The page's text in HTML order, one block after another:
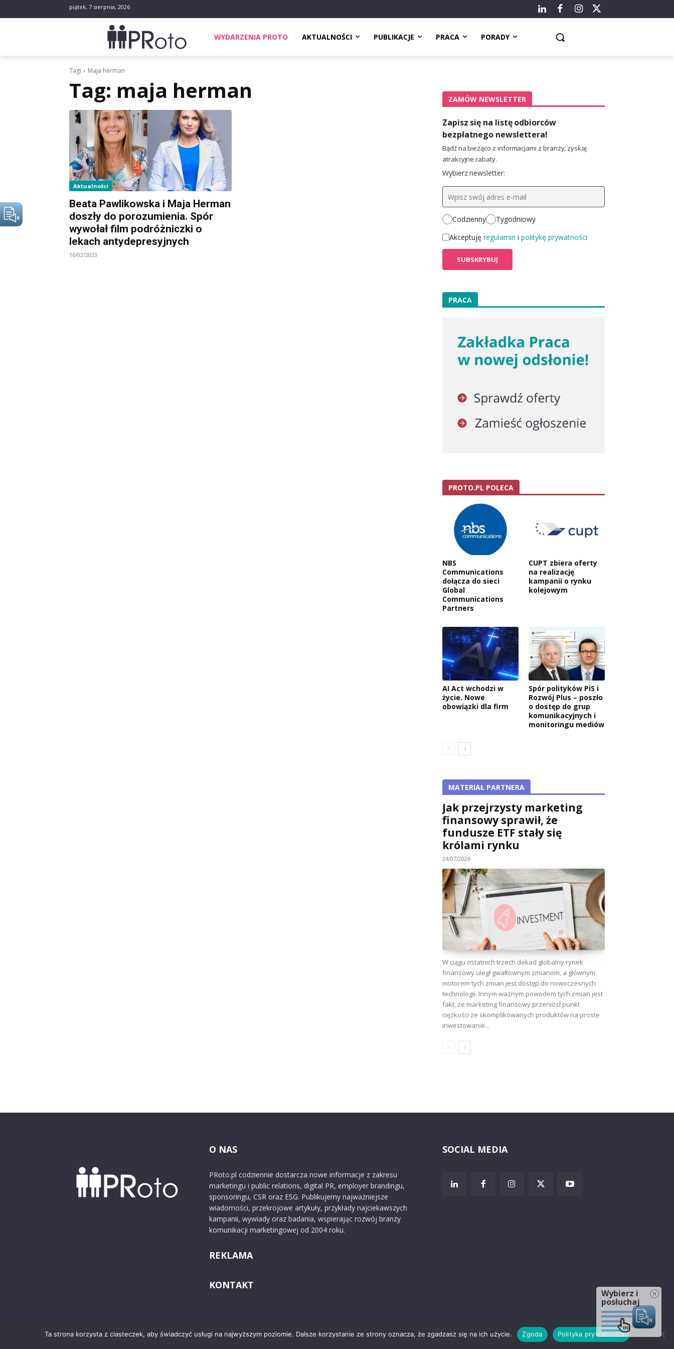
piątek, 7 sierpnia, 2026
WYDARZENIA PROTO AKTUALNOŚCI PUBLIKACJE PRACA PORADY
Tagi Maja herman
Tag: maja herman
Aktualności
Beata Pawlikowska i Maja Herman
doszły do porozumienia. Spór
wywołał film podróżniczki o
lekach antydepresyjnych
16/02/2023
ZAMÓW NEWSLETTER
Zapisz się na listę odbiorców
bezpłatnego newslettera!
Bądź na bieżąco z informacjami z branży, zyskaj
atrakcyjne rabaty.
Wybierz newsletter:
Codzienny
Tygodniowy
Akceptuję regulamin i politykę prywatności
PRACA
PROTO.PL POLECA
NBS
Communications
dołącza do sieci
Global
Communications
Partners
CUPT zbiera oferty
na realizację
kampanii o rynku
kolejowym
AI Act wchodzi w
życie. Nowe
obowiązki dla firm
Spór polityków PiS i
Rozwój Plus – poszło
o dostęp do grup
komunikacyjnych i
monitoringu mediów
MATERIAŁ PARTNERA
Jak przejrzysty marketing
finansowy sprawił, że
fundusze ETF stały się
królami rynku
24/07/2026
W ciągu ostatnich trzech dekad globalny rynek
finansowy uległ gwałtownym zmianom, a głównym
motorem tych zmian jest dostęp do nowoczesnych
technologii. Innym ważnym powodem tych zmian jest
fakt, że marketing finansowy przeniósł punkt
ciężkości ze skomplikowanych produktów na proste
inwestowanie...
O NAS
PRoto.pl codziennie dostarcza nowe informacje z zakresu
marketingu i public relations, digital PR, employer brandingu,
sponsoringu, CSR oraz ESG. Publikujemy najważniejsze
wiadomości, przekrojowe artykuły, przykłady najciekawszych
kampanii, wywiady oraz badania, wspierając rozwój branży
komunikacji marketingowej od 2004 roku.
REKLAMA
KONTAKT
SOCIAL MEDIA
© 2024 PRoto.pl O nas Reklama Zastrzeżenia prawne
Ta strona korzysta z ciasteczek, aby świadczyć usługi na najwyższym poziomie. Dalsze korzystanie ze strony oznacza, że zgadzasz się na ich użycie. Zgoda Polityka prywatności
Wybierz i
posłuchaj